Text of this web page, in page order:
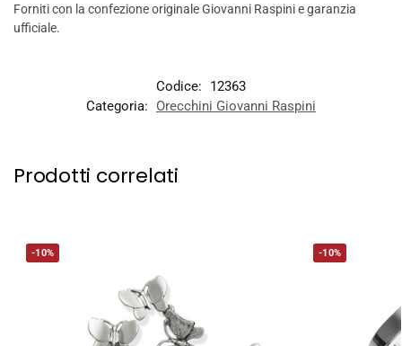
Forniti con la confezione originale Giovanni Raspini e garanzia
ufficiale.
Codice:
12363
Categoria:
Orecchini Giovanni Raspini
Prodotti correlati
-10% -10%